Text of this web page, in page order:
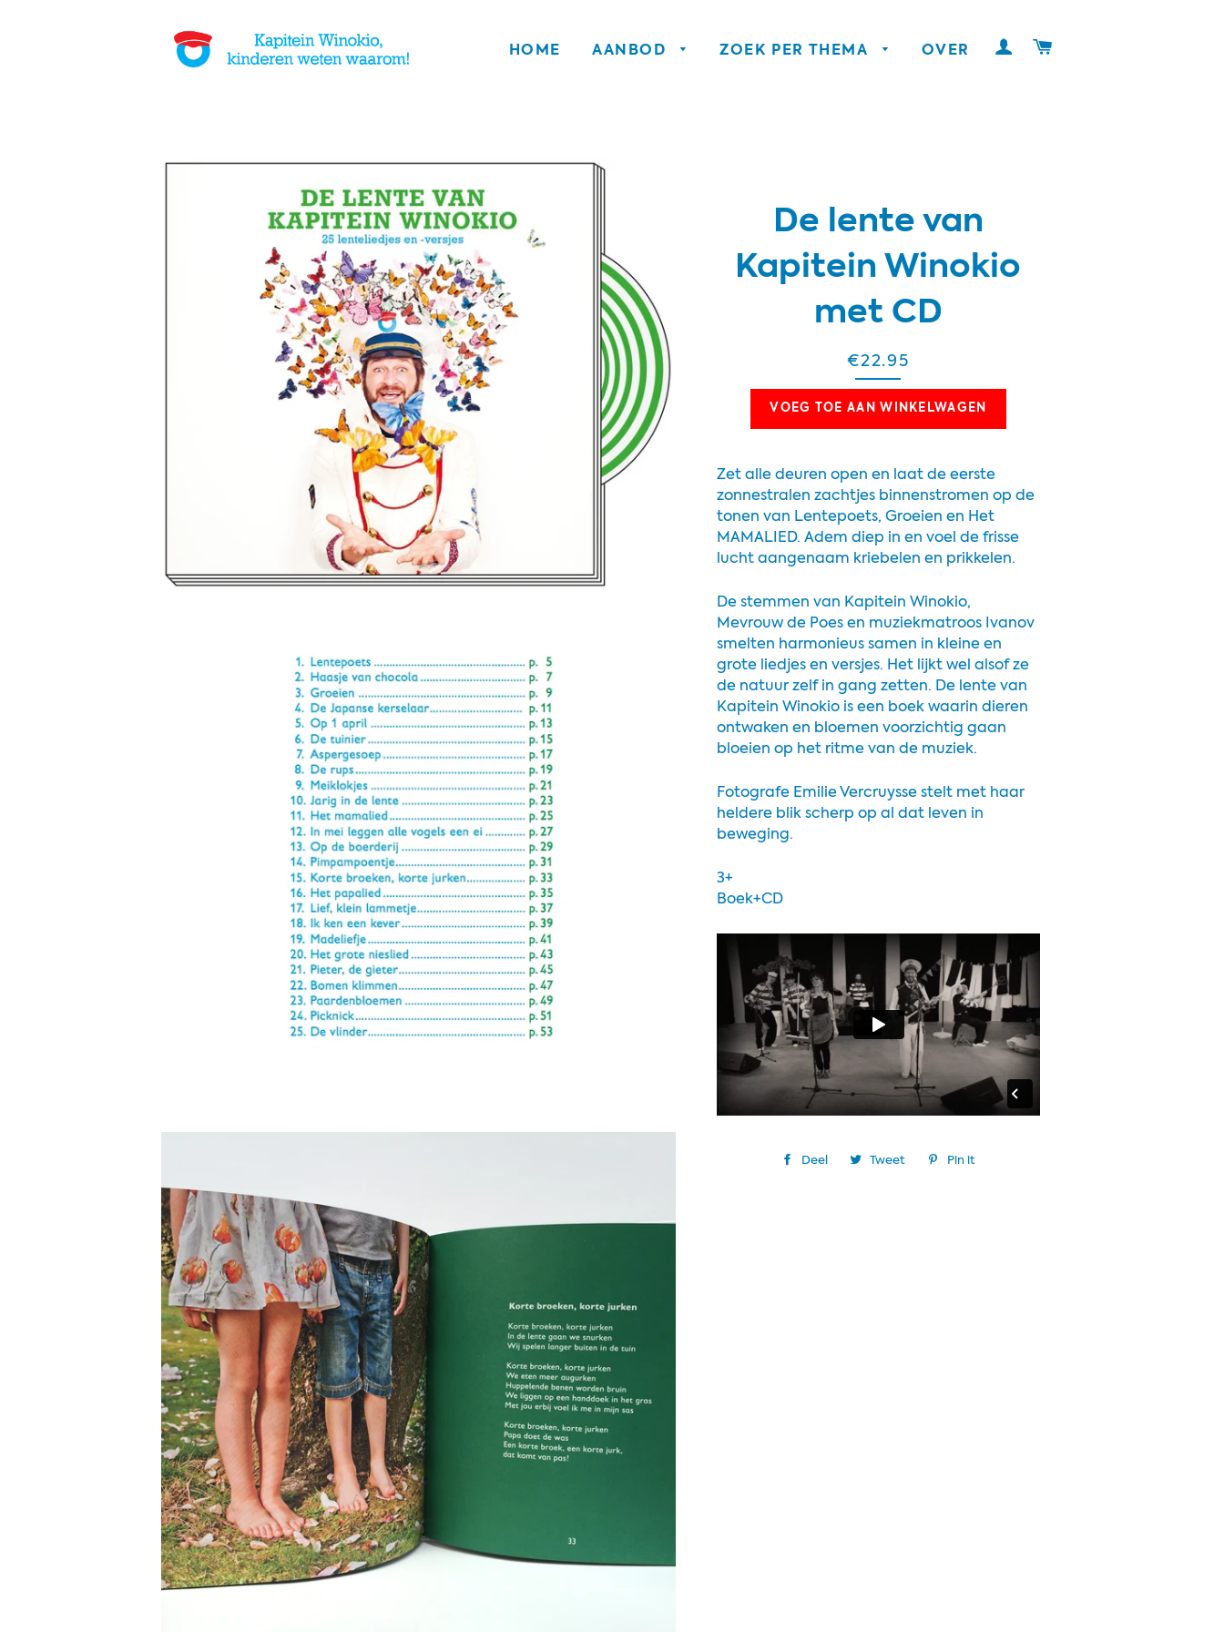
HOME AANBOD ZOEK PER THEMA OVER INLOGGEN
De lente van
Kapitein Winokio
met CD
€22.95
VOEG TOE AAN WINKELWAGEN
Zet alle deuren open en laat de eerste
zonnestralen zachtjes binnenstromen op de
tonen van Lentepoets, Groeien en Het
MAMALIED. Adem diep in en voel de frisse
lucht aangenaam kriebelen en prikkelen.
De stemmen van Kapitein Winokio,
Mevrouw de Poes en muziekmatroos Ivanov
smelten harmonieus samen in kleine en
grote liedjes en versjes. Het lijkt wel alsof ze
de natuur zelf in gang zetten. De lente van
Kapitein Winokio is een boek waarin dieren
ontwaken en bloemen voorzichtig gaan
bloeien op het ritme van de muziek.
Fotografe Emilie Vercruysse stelt met haar
heldere blik scherp op al dat leven in
beweging.
3+
Boek+CD
Deel Tweet Pin it